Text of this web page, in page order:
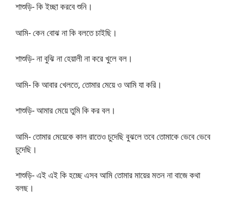
শাশুড়ি- কি ইচ্ছা করবে শুনি।
আমি- কেন বোঝ না কি বলতে চাইছি।
শাশুড়ি- না বুঝি না হেয়ালী না করে খুলে বল।
আমি- কি আবার খেলতে, তোমার মেয়ে ও আমি যা করি।
শাশুড়ি- আমার মেয়ে তুমি কি কর বল।
আমি- তোমার মেয়েকে কাল রাতেও চুদেছি বুঝলে তবে তোমাকে ভেবে ভেবে
চুদেছি।
শাশুড়ি- এই এই কি হচ্ছে এসব আমি তোমার মায়ের মতন না বাজে কথা
বলছ।